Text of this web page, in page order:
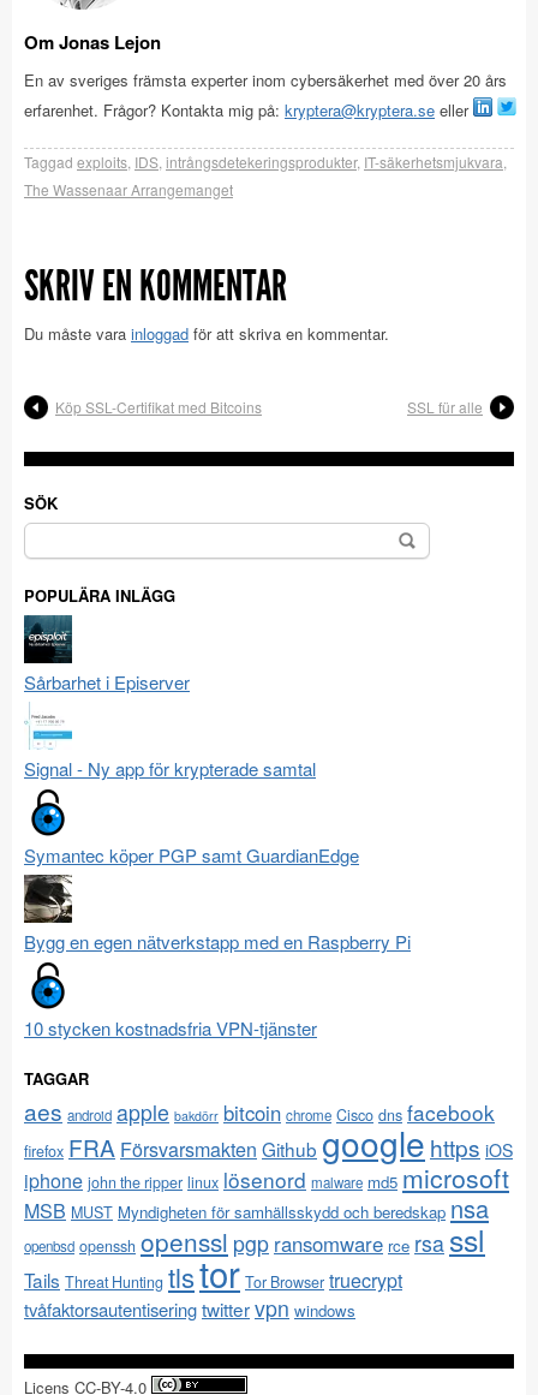
Om Jonas Lejon
En av sveriges främsta experter inom cybersäkerhet med över 20 års
erfarenhet. Frågor? Kontakta mig på: kryptera@kryptera.se eller
Taggad exploits IDS intrångsdetekeringsprodukter, IT-säkerhetsmjukvara
The Wassenaar Arrangemanget
SKRIV EN KOMMENTAR
Du måste vara inloggad för att skriva en kommentar.
Köp SSL-Certifikat med Bitcoins SSL für alle
SÖK
Sök
efter:
POPULÄRA INLÄGG
Sårbarhet i Episerver
Signal - Ny app för krypterade samtal
Symantec köper PGP samt GuardianEdge
Bygg en egen nätverkstapp med en Raspberry Pi
10 stycken kostnadsfria VPN-tjänster
TAGGAR
aes android apple bakdörr bitcoin chrome Cisco dns facebook
firefox FRA Försvarsmakten Github google https iOS
iphone john the ripper linux lösenord malware md5 microsoft
MSB MUST Myndigheten för samhällsskydd och beredskap nsa
openbsd openssh openssl pgp ransomware rce rsa ssl
Tails Threat Hunting tlstor Tor Browser truecrypt
tvåfaktorsautentiseringtwittervpn windows
Licens CC-BY-4.0